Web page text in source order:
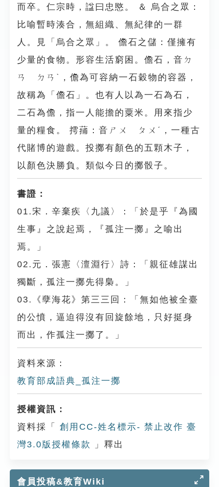
而卒。仁宗時，諡曰忠愍。 ＆ 烏合之眾：
比喻暫時湊合，無組織、無紀律的一群
人。見「烏合之眾」。 儋石之儲：僅擁有
少量的食物。形容生活窮困。儋石，音ㄉ
ㄢ ㄉㄢˋ，儋為可容納一石穀物的容器，
故稱為「儋石」。也有人以為一石為石，
二石為儋，指一人能擔的粟米。用來指少
量的糧食。 摴蒱：音ㄕㄨ ㄆㄨˊ，一種古
代賭博的遊戲。投擲有顏色的五顆木子，
以顏色決勝負。類似今日的擲骰子。
書證：
01.宋．辛棄疾〈九議〉：「於是乎『為國
生事』之說起焉，『孤注一擲』之喻出
焉。」
02.元．張憲〈澶淵行〉詩：「親征雄謀出
獨斷，孤注一擲先得梟。」
03.《孽海花》第三三回：「無如他被全臺
的公憤，逼迫得沒有回旋餘地，只好挺身
而出，作孤注一擲了。」
資料來源：
教育部成語典_孤注一擲
授權資訊：
資料採「
創用CC-姓名標示- 禁止改作 臺
灣3.0版授權條款
」釋出
會員投稿&教育Wiki